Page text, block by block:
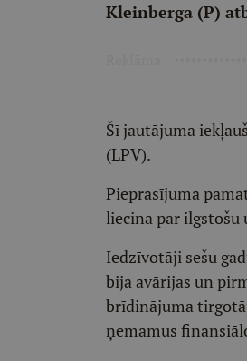
Kleinberga (P)
Šī jautājuma
(LPV).
Pieprasījuma
liecina par ilgstošu
Iedzīvotāji sešu
bija avārijas un
brīdinājuma
ņemamus